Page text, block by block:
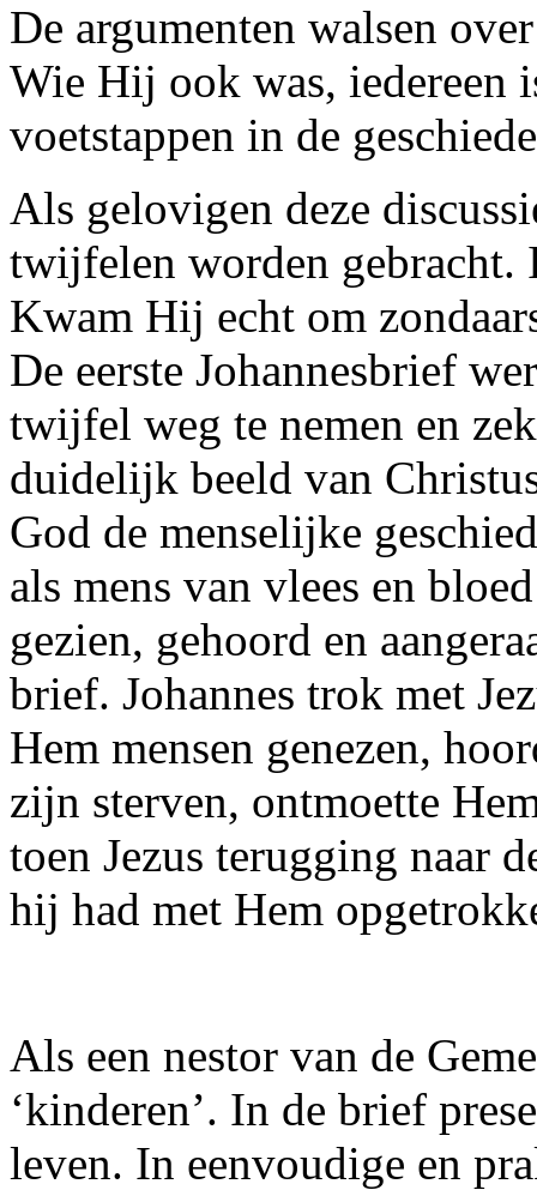
De argumenten walsen
Wie Hij ook was, iedereen
voetstappen in de
Als gelovigen deze
twijfelen worden gebracht.
Kwam Hij echt om
De eerste Johannesbrief
twijfel weg te nemen en
duidelijk beeld van
God de menselijke
als mens van vlees en
gezien, gehoord en
brief. Johannes trok met
Hem mensen genezen,
zijn sterven, ontmoette
toen Jezus terugging naar
hij had met Hem
Als een nestor van de
‘kinderen’. In de brief
leven. In eenvoudige en